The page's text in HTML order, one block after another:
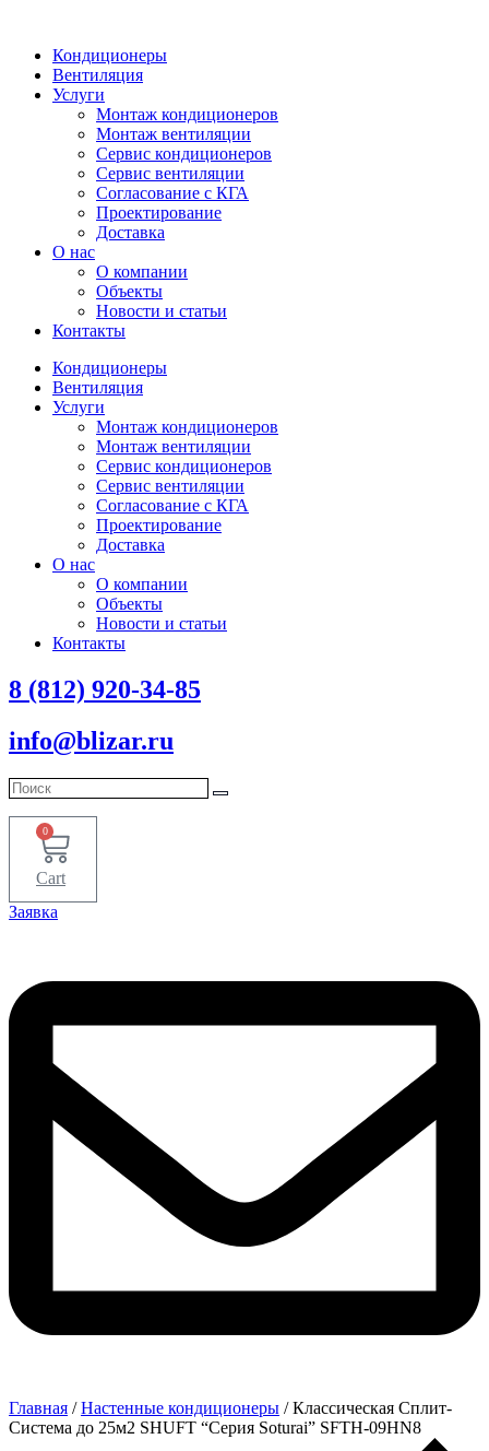
Кондиционеры
Вентиляция
Услуги
Монтаж кондиционеров
Монтаж вентиляции
Сервис кондиционеров
Сервис вентиляции
Согласование с КГА
Проектирование
Доставка
О нас
О компании
Объекты
Новости и статьи
Контакты
Кондиционеры
Вентиляция
Услуги
Монтаж кондиционеров
Монтаж вентиляции
Сервис кондиционеров
Сервис вентиляции
Согласование с КГА
Проектирование
Доставка
О нас
О компании
Объекты
Новости и статьи
Контакты
8 (812) 920-34-85
info@blizar.ru
0
Cart
Заявка
Главная /Настенные кондиционеры / Классическая Сплит-
Система до 25м2 SHUFT “Серия Soturai” SFTH-09HN8